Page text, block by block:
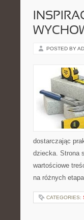
POSTED BY
dostarczając
dziecka. Strona
wartościowe
na różnych
CATEGORIES: